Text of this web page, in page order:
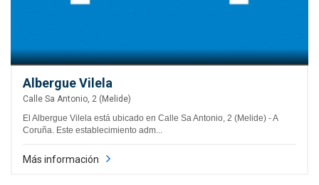
Albergue Vilela
Calle Sa Antonio, 2 (Melide)
El Albergue Vilela está ubicado en Calle Sa Antonio, 2 (Melide) - A
Coruña. Este establecimiento adm...
Más información